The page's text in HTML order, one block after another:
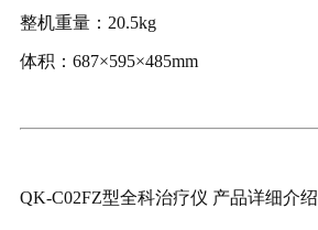
整机重量：20.5kg
体积：687×595×485mm
QK-C02FZ型全科治疗仪 产品详细介绍